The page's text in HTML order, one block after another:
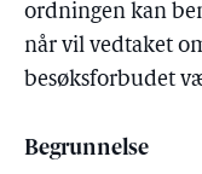
ordningen kan
når vil vedtaket
besøksforbudet
Begrunnelse